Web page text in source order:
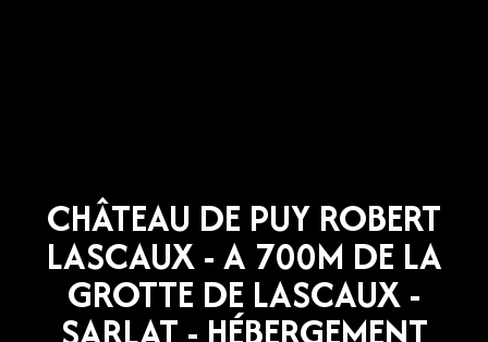
CHÂTEAU DE PUY ROBERT
LASCAUX - A 700M DE LA
GROTTE DE LASCAUX -